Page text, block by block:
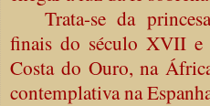
Trata-se da
finais do século XVII
Costa do Ouro, na
contemplativa na